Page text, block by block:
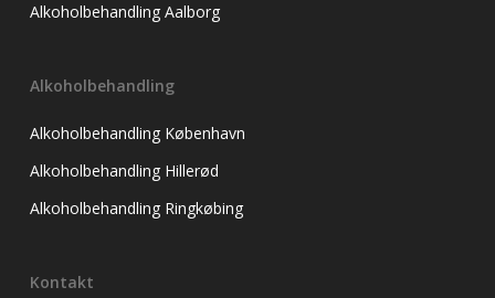
Alkoholbehandling Aalborg
Alkoholbehandling
Alkoholbehandling København
Alkoholbehandling Hillerød
Alkoholbehandling Ringkøbing
Kontakt